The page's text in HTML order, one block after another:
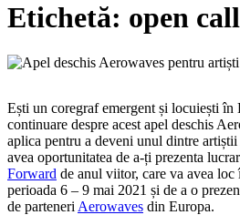
Etichetă: open call
Ești un coregraf emergent și locuiești în
continuare despre acest apel deschis
aplica pentru a deveni unul dintre
avea oportunitatea de a-ți prezenta
Forward de anul viitor, care va avea
perioada 6 – 9 mai 2021 și de a o
de parteneri Aerowaves din Europa.